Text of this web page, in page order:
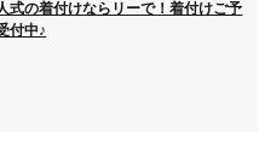
式の着付けならリーで！着付けご予
付中♪